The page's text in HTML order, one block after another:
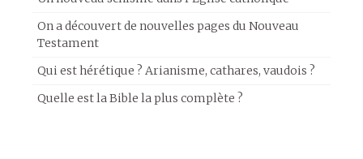
On a découvert de nouvelles pages du Nouveau
Testament
Qui est hérétique ? Arianisme, cathares, vaudois ?
Quelle est la Bible la plus complète ?